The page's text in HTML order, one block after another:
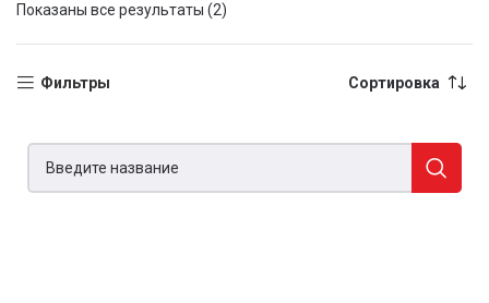
Показаны все результаты (2)
Фильтры Сортировка